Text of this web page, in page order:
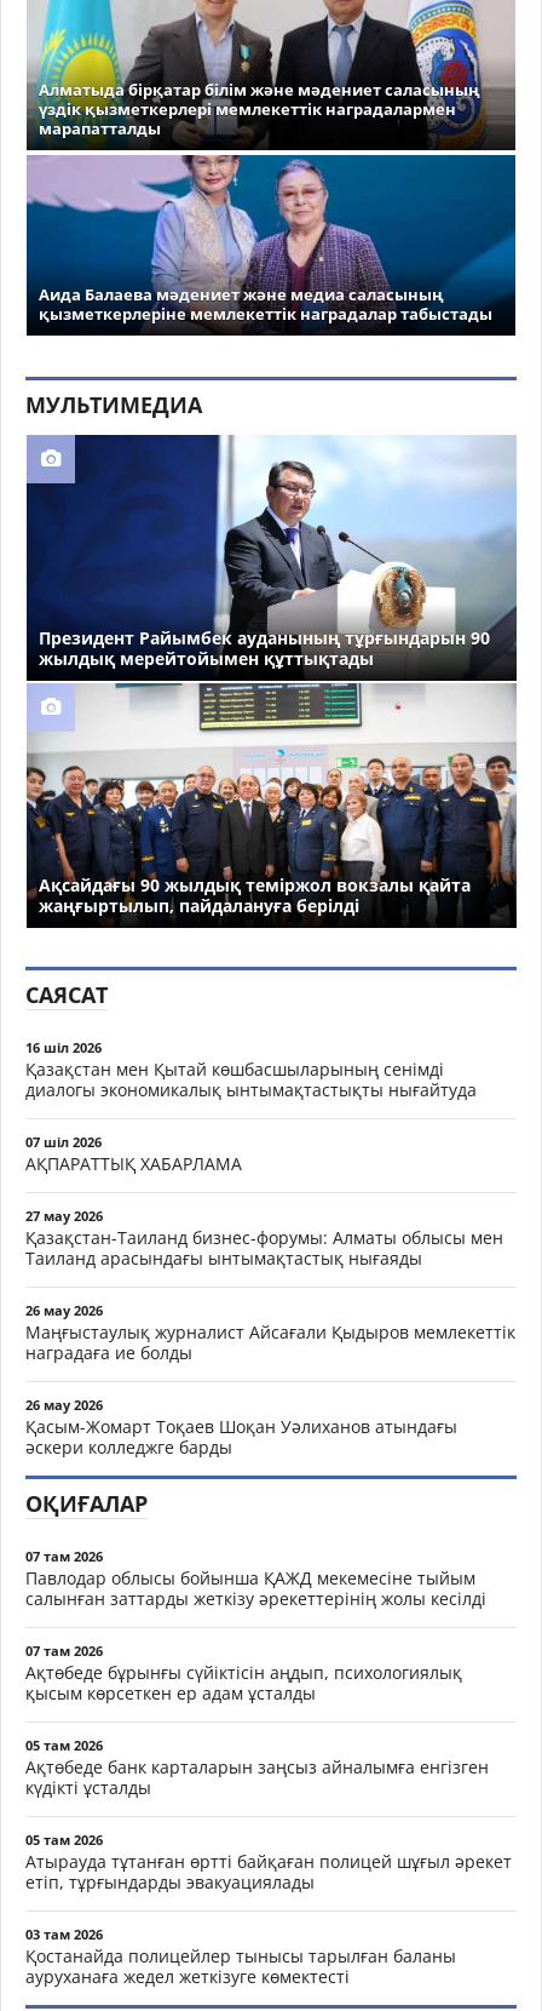
Алматыда бірқатар білім және мәдениет саласының
үздік қызметкерлері мемлекеттік наградалармен
марапатталды
Аида Балаева мәдениет және медиа саласының
қызметкерлеріне мемлекеттік наградалар табыстады
МУЛЬТИМЕДИА
Президент Райымбек ауданының тұрғындарын 90
жылдық мерейтойымен құттықтады
Ақсайдағы 90 жылдық теміржол вокзалы қайта
жаңғыртылып, пайдалануға берілді
САЯСАТ
16 шіл 2026
Қазақстан мен Қытай көшбасшыларының сенімді
диалогы экономикалық ынтымақтастықты нығайтуда
07 шіл 2026
АҚПАРАТТЫҚ ХАБАРЛАМА
27 мау 2026
Қазақстан-Таиланд бизнес-форумы: Алматы облысы мен
Таиланд арасындағы ынтымақтастық нығаяды
26 мау 2026
Маңғыстаулық журналист Айсағали Қыдыров мемлекеттік
наградаға ие болды
26 мау 2026
Қасым-Жомарт Тоқаев Шоқан Уәлиханов атындағы
әскери колледжге барды
ОҚИҒАЛАР
07 там 2026
Павлодар облысы бойынша ҚАЖД мекемесіне тыйым
салынған заттарды жеткізу әрекеттерінің жолы кесілді
07 там 2026
Ақтөбеде бұрынғы сүйіктісін аңдып, психологиялық
қысым көрсеткен ер адам ұсталды
05 там 2026
Ақтөбеде банк карталарын заңсыз айналымға енгізген
күдікті ұсталды
05 там 2026
Атырауда тұтанған өртті байқаған полицей шұғыл әрекет
етіп, тұрғындарды эвакуациялады
03 там 2026
Қостанайда полицейлер тынысы тарылған баланы
ауруханаға жедел жеткізуге көмектесті